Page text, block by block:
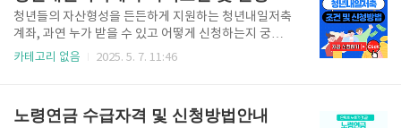
경영 안정을 위한 자금입니다.지원 대상: 일반 소상공
인, 여성·청년 소상공인대출한도: 최대 7천만원금리: 연
2.3~3.7% 수준특징: 재료비, 인건비, 임대료 등 운영자
금으로 활용 가능3. 특별경영안정자금특별한 상황이나
대..
청년들의 자산형성을 든든하게 지원하는 청년내일저축
계좌, 과연 누가 받을 수 있고 어떻게 신청하는지 궁금
하시죠?청년내일저축계좌의 자격조건과 신청방법을
형성을 돕기 위한 정부 지원 사업이에요.청년이 매월 일
카테고리 없음 2025. 5. 7. 11:46
노령연금 수급자격 및 신청방법안내